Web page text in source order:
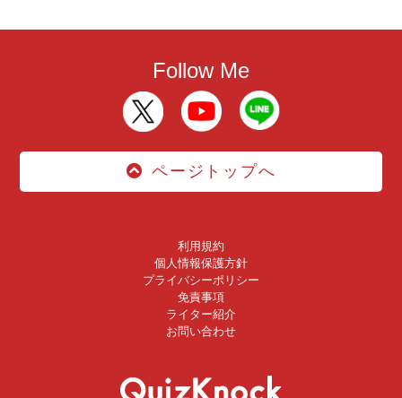
Follow Me
ページトップへ
利用規約
個人情報保護方針
プライバシーポリシー
免責事項
ライター紹介
お問い合わせ